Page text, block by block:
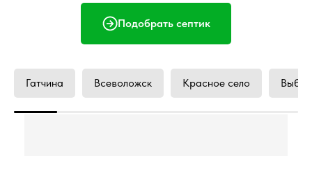
Подобрать септик
Гатчина Всеволожск Красное село